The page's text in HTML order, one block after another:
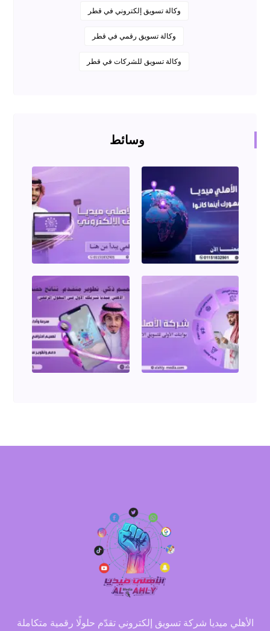
وكالة تسويق إلكتروني في قطر
وكالة تسويق رقمي في قطر
وكالة تسويق للشركات في قطر
وسائط
الأهلي ميديا شركة تسويق إلكتروني تقدّم حلولًا رقمية متكاملة